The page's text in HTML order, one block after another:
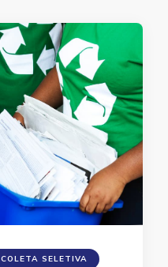
COLETA SELETIVA